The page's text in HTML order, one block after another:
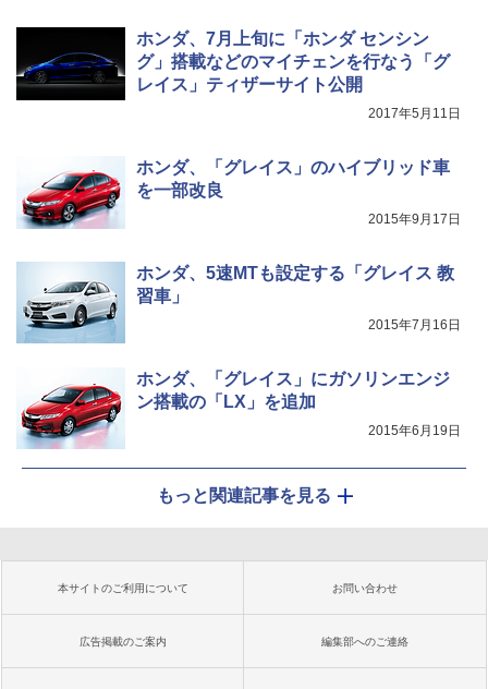
ホンダ、7月上旬に「ホンダ センシン
グ」搭載などのマイチェンを行なう「グ
レイス」ティザーサイト公開
2017年5月11日
ホンダ、「グレイス」のハイブリッド車
を一部改良
2015年9月17日
ホンダ、5速MTも設定する「グレイス 教
習車」
2015年7月16日
ホンダ、「グレイス」にガソリンエンジ
ン搭載の「LX」を追加
2015年6月19日
もっと関連記事を見る
本サイトのご利用について お問い合わせ
広告掲載のご案内 編集部へのご連絡